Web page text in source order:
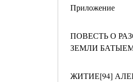
Приложение
ПОВЕСТЬ О
ЗЕМЛИ
ЖИТИЕ[94]